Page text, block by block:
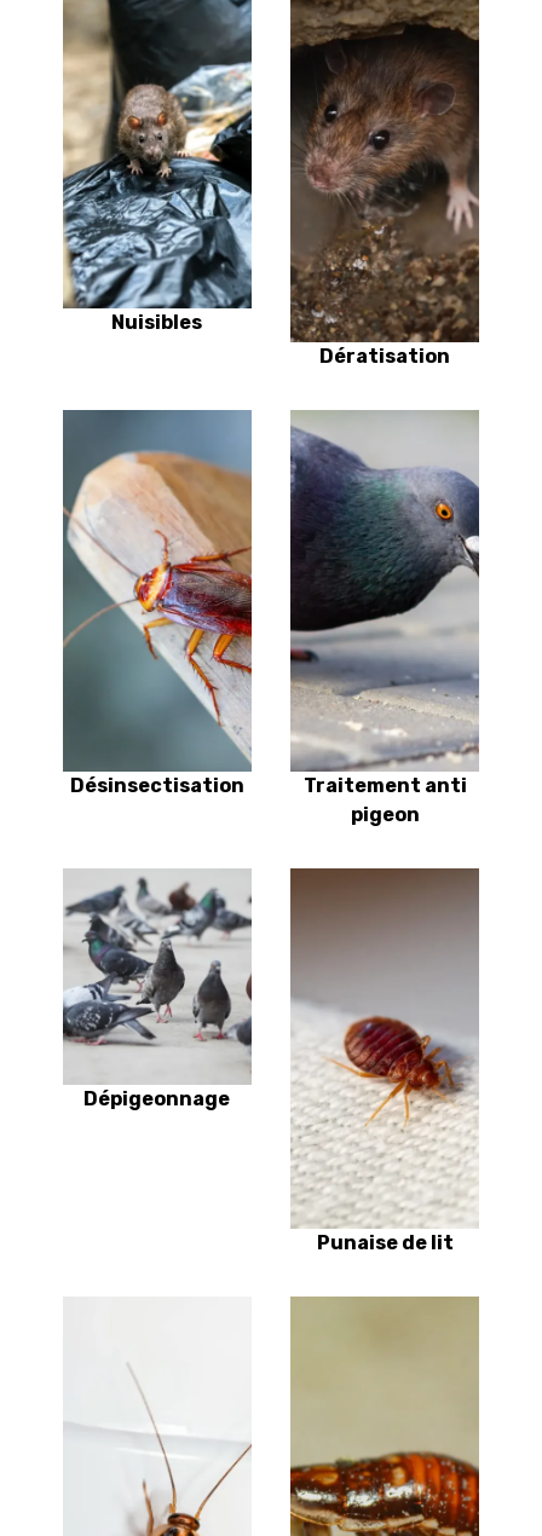
Nuisibles
Dératisation
Désinsectisation
Traitement anti
pigeon
Dépigeonnage
Punaise de lit